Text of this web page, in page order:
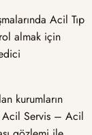
Acil Tıp
almak için
kurumların
Acil Servis – Acil